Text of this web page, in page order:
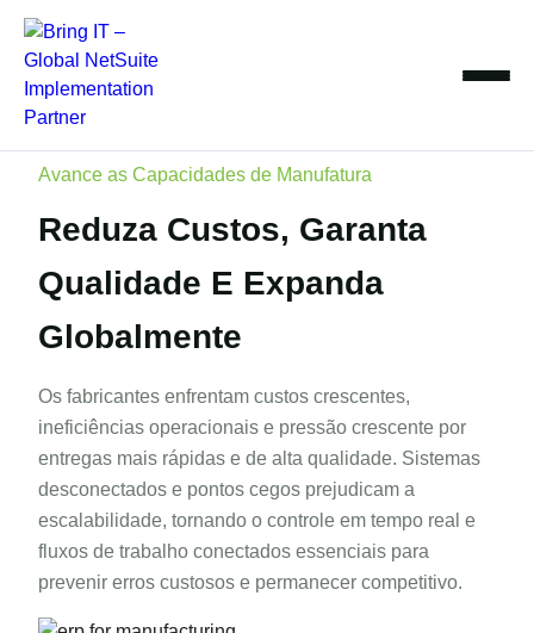
content
Avance as Capacidades de Manufatura
Reduza Custos, Garanta
Qualidade E Expanda
Globalmente
Os fabricantes enfrentam custos crescentes,
ineficiências operacionais e pressão crescente por
entregas mais rápidas e de alta qualidade. Sistemas
desconectados e pontos cegos prejudicam a
escalabilidade, tornando o controle em tempo real e
fluxos de trabalho conectados essenciais para
prevenir erros custosos e permanecer competitivo.